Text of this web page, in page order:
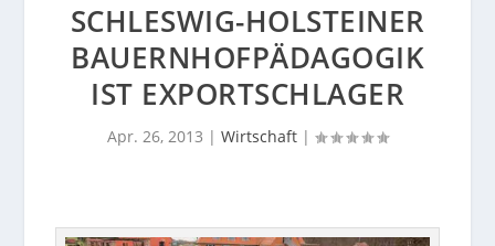
SCHLESWIG-HOLSTEINER
BAUERNHOFPÄDAGOGIK
IST EXPORTSCHLAGER
Apr. 26, 2013 | Wirtschaft |